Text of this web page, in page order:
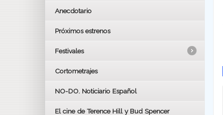
Anecdotario
Próximos estrenos
Festivales
LOS OSCARS
BAFTA
Cortometrajes
NO-DO. Noticiario Español
El cine de Terence Hill y Bud Spencer